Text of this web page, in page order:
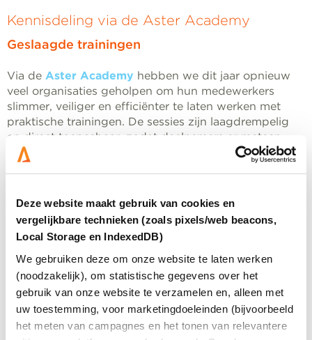
Deze website maakt gebruik van cookies en
vergelijkbare technieken (zoals pixels/web beacons,
Local Storage en IndexedDB)
We gebruiken deze om onze website te laten werken
(noodzakelijk), om statistische gegevens over het
gebruik van onze website te verzamelen en, alleen met
uw toestemming, voor marketingdoeleinden (bijvoorbeeld
het meten van campagnes en het tonen van relevantere
Kennisdeling via de Aster Academy
Geslaagde trainingen
Via de Aster Academy hebben we dit jaar opnieuw
veel organisaties geholpen om hun medewerkers
slimmer, veiliger en efficiënter te laten werken met
praktische trainingen. De sessies zijn laagdrempelig
en direct toepasbaar, zodat deelnemers er meteen
voordeel van hebben in hun dagelijkse
Onze meest succesvolle trainingen waren
Copilot, waarmee medewerkers leren hoe ze tijd
besparen en productiever werken met AI, en
Cyberbewust in 60 minuten
bewust maken van digitale risico’s en veilig gedrag
stimuleren. Zo zorgen we ervoor dat technologie niet
alleen beschikbaar is, maar ook écht goed wordt
gebruikt, door iedereen in de organisatie.